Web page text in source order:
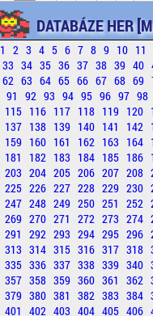
DATABÁZE HER
1 2 3 4 5 6 7 8 9 10 11
33 34 35 36 37 38 39 40
62 63 64 65 66 67 68 69
91 92 93 94 95 96 97 98
115 116 117 118 119 120
137 138 139 140 141 142
159 160 161 162 163 164
181
182 183 184 185 186
203 204 205 206 207 208
225 226 227 228 229 230
247 248 249 250 251 252
269 270 271 272 273 274
291 292 293 294 295 296
313 314 315 316 317 318
335 336 337 338 339 340
357 358 359 360 361 362
379 380 381 382 383 384
401 402 403 404 405 406